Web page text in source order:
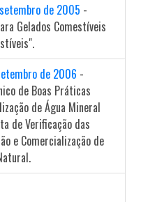
de 2005 -
Gelados Comestíveis
de 2006 -
de Boas Práticas
de Água Mineral
de Verificação das
e Comercialização de